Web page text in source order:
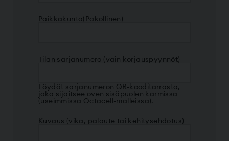
Paikkakunta(Pakollinen)
Tilan sarjanumero (vain korjauspyynnöt)
Löydät sarjanumeron QR-kooditarrasta,
joka sijaitsee oven sisäpuolen karmissa
(useimmissa Octacell-malleissa).
Kuvaus (vika, palaute tai kehitysehdotus)